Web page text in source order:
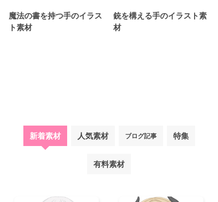
魔法の書を持つ手のイラス
ト素材
銃を構える手のイラスト素
材
新着素材 人気素材 ブログ記事 特集
有料素材